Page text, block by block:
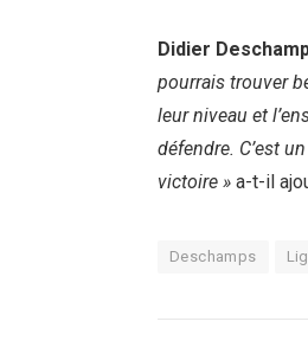
Didier
pourrais trouver
leur niveau et
défendre. C’est
victoire » a-t-il
Deschamps